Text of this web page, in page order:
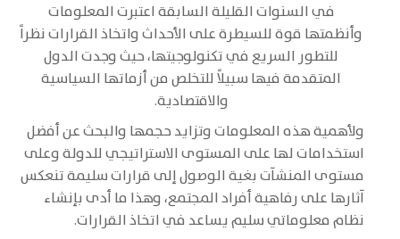
في السنوات القليلة السابقة اعتبرت المعلومات
وأنظمتها قوة للسيطرة على الأحداث واتخاذ القرارات نظراً
للتطور السريع في تكنولوجيتها، حيث وجدت الدول
المتقدمة فيها سبيلاً للتخلص من أزماتها السياسية
والاقتصادية.
ولأهمية هذه المعلومات وتزايد حجمها والبحث عن أفضل
استخدامات لها على المستوى الاستراتيجي للدولة وعلى
مستوى المنشآت بغية الوصول إلى قرارات سليمة تنعكس
آثارها على رفاهية أفراد المجتمع، وهذا ما أدى بإنشاء
نظام معلوماتي سليم يساعد في اتخاذ القرارات.